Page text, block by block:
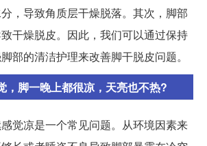
，导致角质层干燥脱落。其次，脚部
干燥脱皮。因此，我们可以通过保持
部的清洁护理来改善脚干脱皮问题。
，脚一晚上都很凉，天亮也不热?
觉凉是一个常见问题。从环境因素来